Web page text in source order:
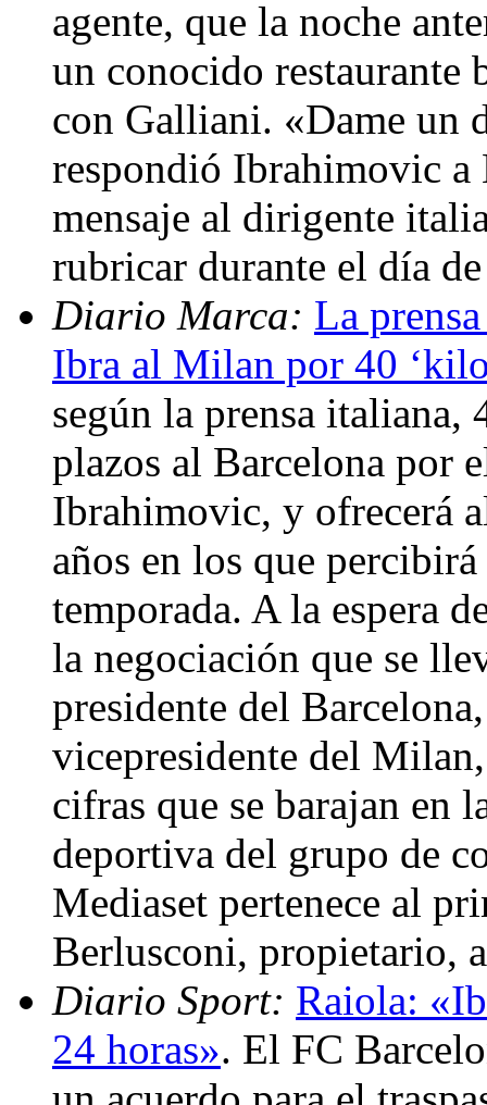
agente, que la noche
un conocido restaurante
con Galliani. «Dame un
respondió Ibrahimovic
mensaje al dirigente
rubricar durante el día
Diario Marca: La
Ibra al Milan por 40
según la prensa italiana,
plazos al Barcelona por
Ibrahimovic, y ofrecerá
años en los que
temporada. A la espera
la negociación que se
presidente del
vicepresidente del
cifras que se barajan en
deportiva del grupo de
Mediaset pertenece al
Berlusconi, propietario,
Diario Sport: Raiola:
24 horas». El FC